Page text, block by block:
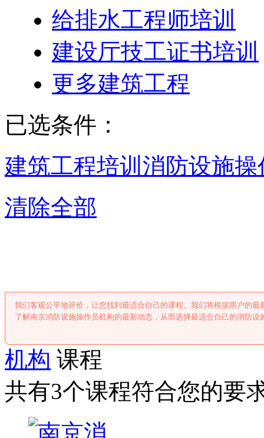
给排水工程师培训
建设厅技工证书培训
更多建筑工程
已选条件：
建筑工程培训 消防设施操
清除全部
我们客观公平地评价，让您找到最适合自己的课程。我们将根据用户的
了解南京消防设施操作员机构的最新动态，从而选择最适合自己的消防设
机构 课程
共有3个课程符合您的要